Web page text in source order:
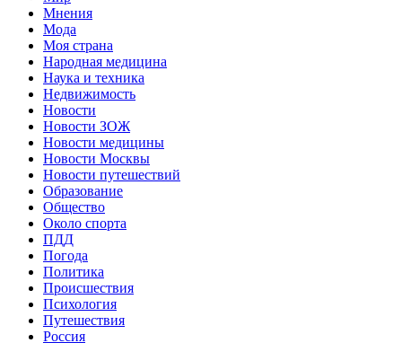
Мнения
Мода
Моя страна
Народная медицина
Наука и техника
Недвижимость
Новости
Новости ЗОЖ
Новости медицины
Новости Москвы
Новости путешествий
Образование
Общество
Около спорта
ПДД
Погода
Политика
Происшествия
Психология
Путешествия
Россия